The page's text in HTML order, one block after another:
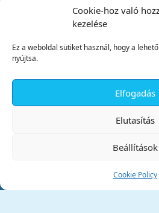
Cookie-hoz való
kezelése
Ez a weboldal sütiket használ, hogy a
nyújtsa.
Elfogadás
Elutasítás
Beállítások
Cookie Policy
Tata Város